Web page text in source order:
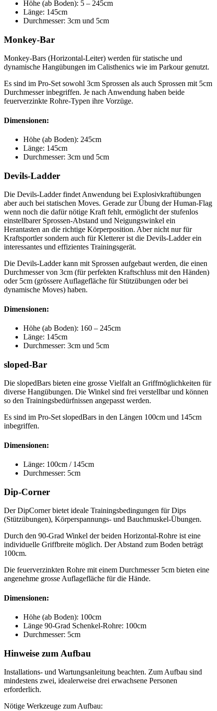
Höhe (ab Boden): 5 – 245cm
Länge: 145cm
Durchmesser: 3cm und 5cm
Monkey-Bar
Monkey-Bars (Horizontal-Leiter) werden für statische und
dynamische Hangübungen im Calisthenics wie im Parkour genutzt.
Es sind im Pro-Set sowohl 3cm Sprossen als auch Sprossen mit 5cm
Durchmesser inbegriffen. Je nach Anwendung haben beide
feuerverzinkte Rohre-Typen ihre Vorzüge.
Dimensionen:
Höhe (ab Boden): 245cm
Länge: 145cm
Durchmesser: 3cm und 5cm
Devils-Ladder
Die Devils-Ladder findet Anwendung bei Explosivkraftübungen
aber auch bei statischen Moves. Gerade zur Übung der Human-Flag
wenn noch die dafür nötige Kraft fehlt, ermöglicht der stufenlos
einstellbarer Sprossen-Abstand und Neigungswinkel ein
Herantasten an die richtige Körperposition. Aber nicht nur für
Kraftsportler sondern auch für Kletterer ist die Devils-Ladder ein
interessantes und effizientes Trainingsgerät.
Die Devils-Ladder kann mit Sprossen aufgebaut werden, die einen
Durchmesser von 3cm (für perfekten Kraftschluss mit den Händen)
oder 5cm (grössere Auflagefläche für Stützübungen oder bei
dynamische Moves) haben.
Dimensionen:
Höhe (ab Boden): 160 – 245cm
Länge: 145cm
Durchmesser: 3cm und 5cm
sloped-Bar
Die slopedBars bieten eine grosse Vielfalt an Griffmöglichkeiten für
diverse Hangübungen. Die Winkel sind frei verstellbar und können
so den Trainingsbedürfnissen angepasst werden.
Es sind im Pro-Set slopedBars in den Längen 100cm und 145cm
inbegriffen.
Dimensionen:
Länge: 100cm / 145cm
Durchmesser: 5cm
Dip-Corner
Der DipCorner bietet ideale Trainingsbedingungen für Dips
(Stützübungen), Körperspannungs- und Bauchmuskel-Übungen.
Durch den 90-Grad Winkel der beiden Horizontal-Rohre ist eine
individuelle Griffbreite möglich. Der Abstand zum Boden beträgt
100cm.
Die feuerverzinkten Rohre mit einem Durchmesser 5cm bieten eine
angenehme grosse Auflagefläche für die Hände.
Dimensionen:
Höhe (ab Boden): 100cm
Länge 90-Grad Schenkel-Rohre: 100cm
Durchmesser: 5cm
Hinweise zum Aufbau
Installations- und Wartungsanleitung beachten. Zum Aufbau sind
mindestens zwei, idealerweise drei erwachsene Personen
erforderlich.
Nötige Werkzeuge zum Aufbau: